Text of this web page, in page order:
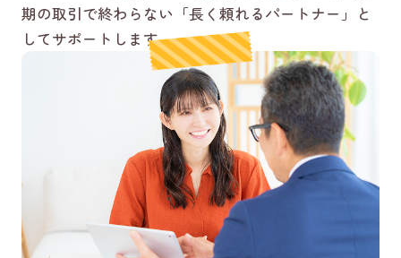
期の取引で終わらない「長く頼れるパートナー」と
してサポートします。